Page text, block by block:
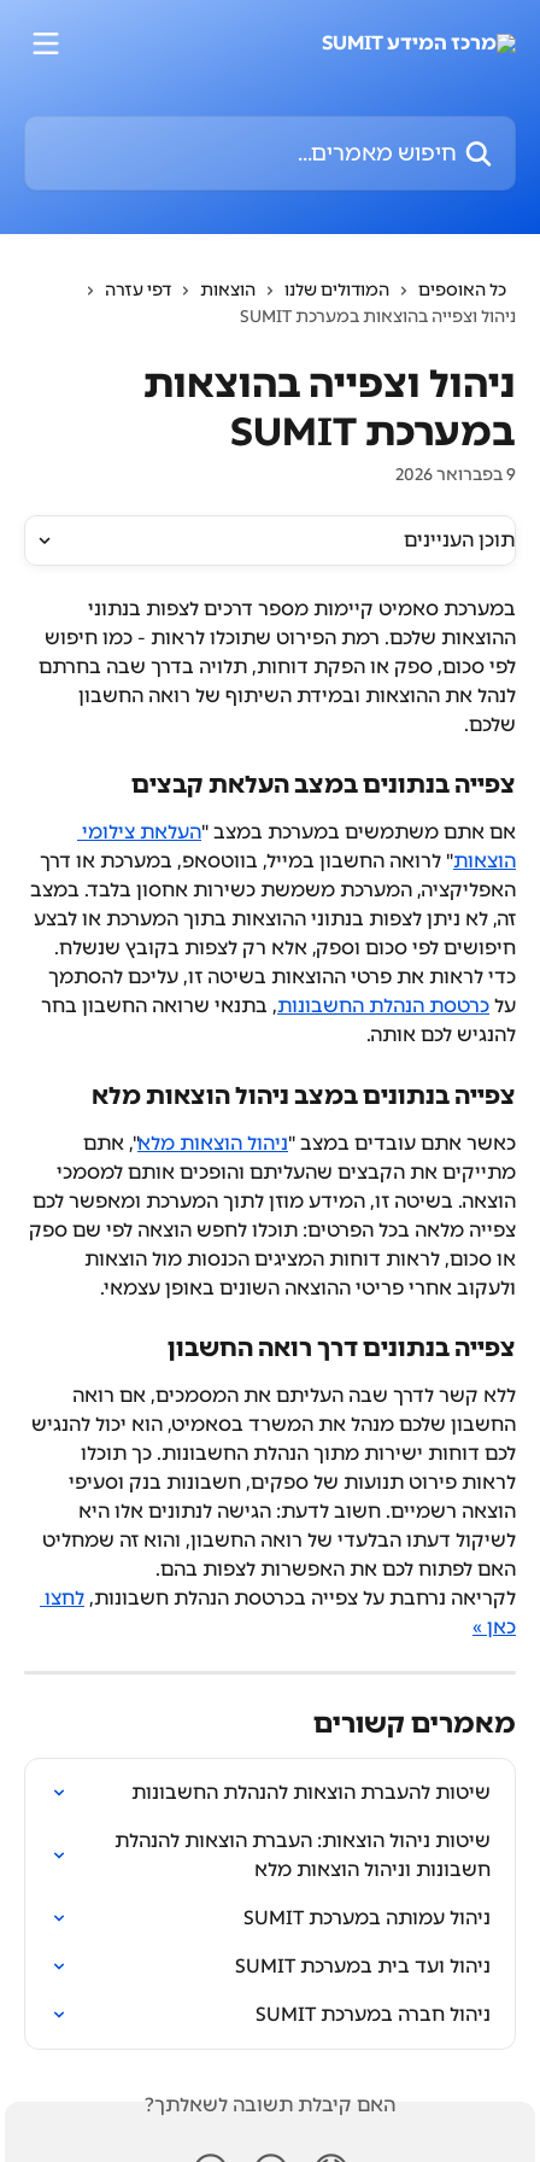
חיפוש מאמרים...
כל האוספים המודולים שלנו הוצאות
דפי עזרה
ניהול וצפייה בהוצאות במערכת SUMIT
ניהול וצפייה בהוצאות
במערכת SUMIT
9 בפברואר 2026
תוכן העניינים
במערכת סאמיט קיימות מספר דרכים לצפות בנתוני
ההוצאות שלכם. רמת הפירוט שתוכלו לראות - כמו חיפוש
לפי סכום, ספק או הפקת דוחות, תלויה בדרך שבה בחרתם
לנהל את ההוצאות ובמידת השיתוף של רואה החשבון
שלכם.
צפייה בנתונים במצב העלאת קבצים
אם אתם משתמשים במערכת במצב "העלאת צילומי
הוצאות" לרואה החשבון במייל, בווטסאפ, במערכת או דרך
האפליקציה, המערכת משמשת כשירות אחסון בלבד. במצב
זה, לא ניתן לצפות בנתוני ההוצאות בתוך המערכת או לבצע
חיפושים לפי סכום וספק, אלא רק לצפות בקובץ שנשלח.
כדי לראות את פרטי ההוצאות בשיטה זו, עליכם להסתמך
על כרטסת הנהלת החשבונות, בתנאי שרואה החשבון בחר
להנגיש לכם אותה.
צפייה בנתונים במצב ניהול הוצאות מלא
כאשר אתם עובדים במצב "ניהול הוצאות מלא", אתם
מתייקים את הקבצים שהעליתם והופכים אותם למסמכי
הוצאה. בשיטה זו, המידע מוזן לתוך המערכת ומאפשר לכם
צפייה מלאה בכל הפרטים: תוכלו לחפש הוצאה לפי שם ספק
או סכום, לראות דוחות המציגים הכנסות מול הוצאות
ולעקוב אחרי פריטי ההוצאה השונים באופן עצמאי.
צפייה בנתונים דרך רואה החשבון
ללא קשר לדרך שבה העליתם את המסמכים, אם רואה
החשבון שלכם מנהל את המשרד בסאמיט, הוא יכול להנגיש
לכם דוחות ישירות מתוך הנהלת החשבונות. כך תוכלו
לראות פירוט תנועות של ספקים, חשבונות בנק וסעיפי
הוצאה רשמיים. חשוב לדעת: הגישה לנתונים אלו היא
לשיקול דעתו הבלעדי של רואה החשבון, והוא זה שמחליט
האם לפתוח לכם את האפשרות לצפות בהם.
לקריאה נרחבת על צפייה בכרטסת הנהלת חשבונות, לחצו
כאן »
מאמרים קשורים
שיטות להעברת הוצאות להנהלת החשבונות
שיטות ניהול הוצאות: העברת הוצאות להנהלת
חשבונות וניהול הוצאות מלא
ניהול עמותה במערכת SUMIT
ניהול ועד בית במערכת SUMIT
ניהול חברה במערכת SUMIT
האם קיבלת תשובה לשאלתך?